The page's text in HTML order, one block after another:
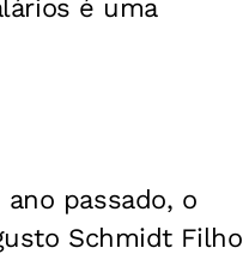
é uma
passado, o
Schmidt Filho